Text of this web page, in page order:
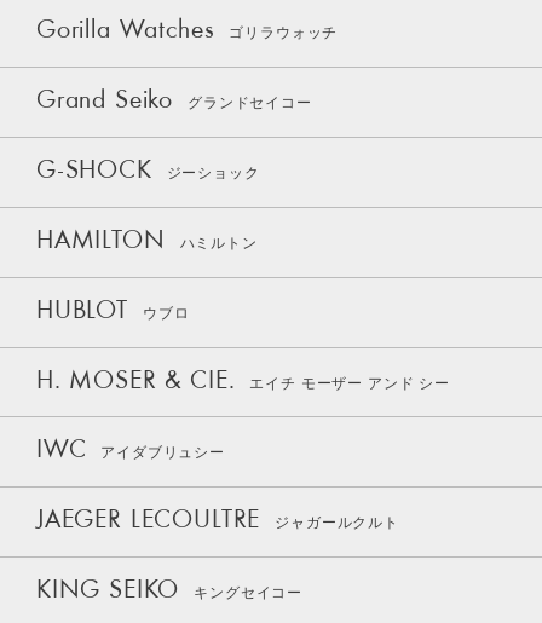
Gorilla Watches ゴリラウォッチ
Grand Seiko グランドセイコー
G-SHOCK ジーショック
HAMILTON ハミルトン
HUBLOT ウブロ
H. MOSER & CIE. エイチ モーザー アンド シー
IWC アイダブリュシー
JAEGER LECOULTRE ジャガールクルト
KING SEIKO キングセイコー